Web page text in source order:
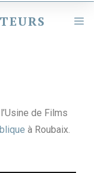
de Films
à Roubaix.